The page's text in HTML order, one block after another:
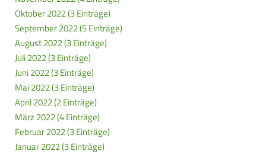
Oktober 2022 (3 Einträge)
September 2022 (5 Einträge)
August 2022 (3 Einträge)
Juli 2022 (3 Einträge)
Juni 2022 (3 Einträge)
Mai 2022 (3 Einträge)
April 2022 (2 Einträge)
März 2022 (4 Einträge)
Februar 2022 (3 Einträge)
Januar 2022 (3 Einträge)